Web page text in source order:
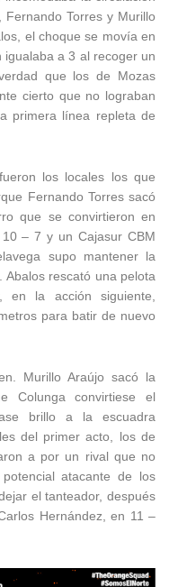
Torres y Murillo
el choque se movía en
igualaba a 3 al recoger un
que los de Mozas
cierto que no lograban
primera línea repleta de
los locales los que
Fernando Torres sacó
que se convirtieron en
– 7 y un Cajasur CBM
supo mantener la
Abalos rescató una pelota
en la acción siguiente,
para batir de nuevo
Murillo Araújo sacó la
Colunga convirtiese el
brillo a la escuadra
del primer acto, los de
a por un rival que no
atacante de los
el tanteador, después
Hernández, en 11 –